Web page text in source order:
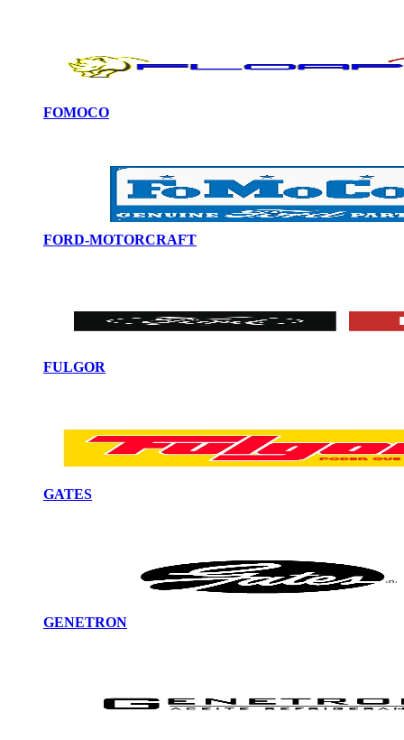
FOMOCO
FORD-MOTORCRAFT
FULGOR
GATES
GENETRON